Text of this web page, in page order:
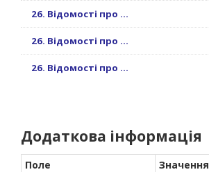
26. Відомості про ...
26. Відомості про ...
26. Відомості про ...
Додаткова інформація
Поле
Значення